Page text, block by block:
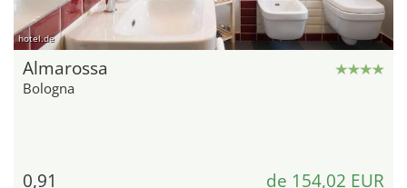
hotel.de
Almarossa
Bologna
0,91 de 154,02 EUR